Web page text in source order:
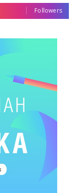
Followers